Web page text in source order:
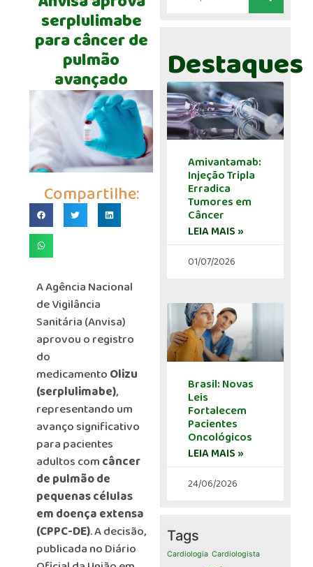
serplulimabe
para câncer de
pulmão
avançado
Compartilhe:
A Agência Nacional
de Vigilância
Sanitária (Anvisa)
aprovou o registro
do
medicamentoOlizu
(serplulimabe),
representando um
avanço significativo
para pacientes
adultos comcâncer
de pulmão de
pequenas células
em doença extensa
(CPPC-DE). A decisão,
publicada no Diário
Destaques
Amivantamab:
Injeção Tripla
Erradica
Tumores em
Câncer
LEIA MAIS »
01/07/2026
Brasil: Novas
Leis
Fortalecem
Pacientes
Oncológicos
LEIA MAIS »
24/06/2026
Tags
Cardiologia Cardiologista